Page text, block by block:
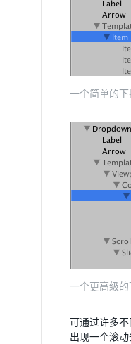
一个简单的下
一个更高级的
可通过许多
出现一个滚